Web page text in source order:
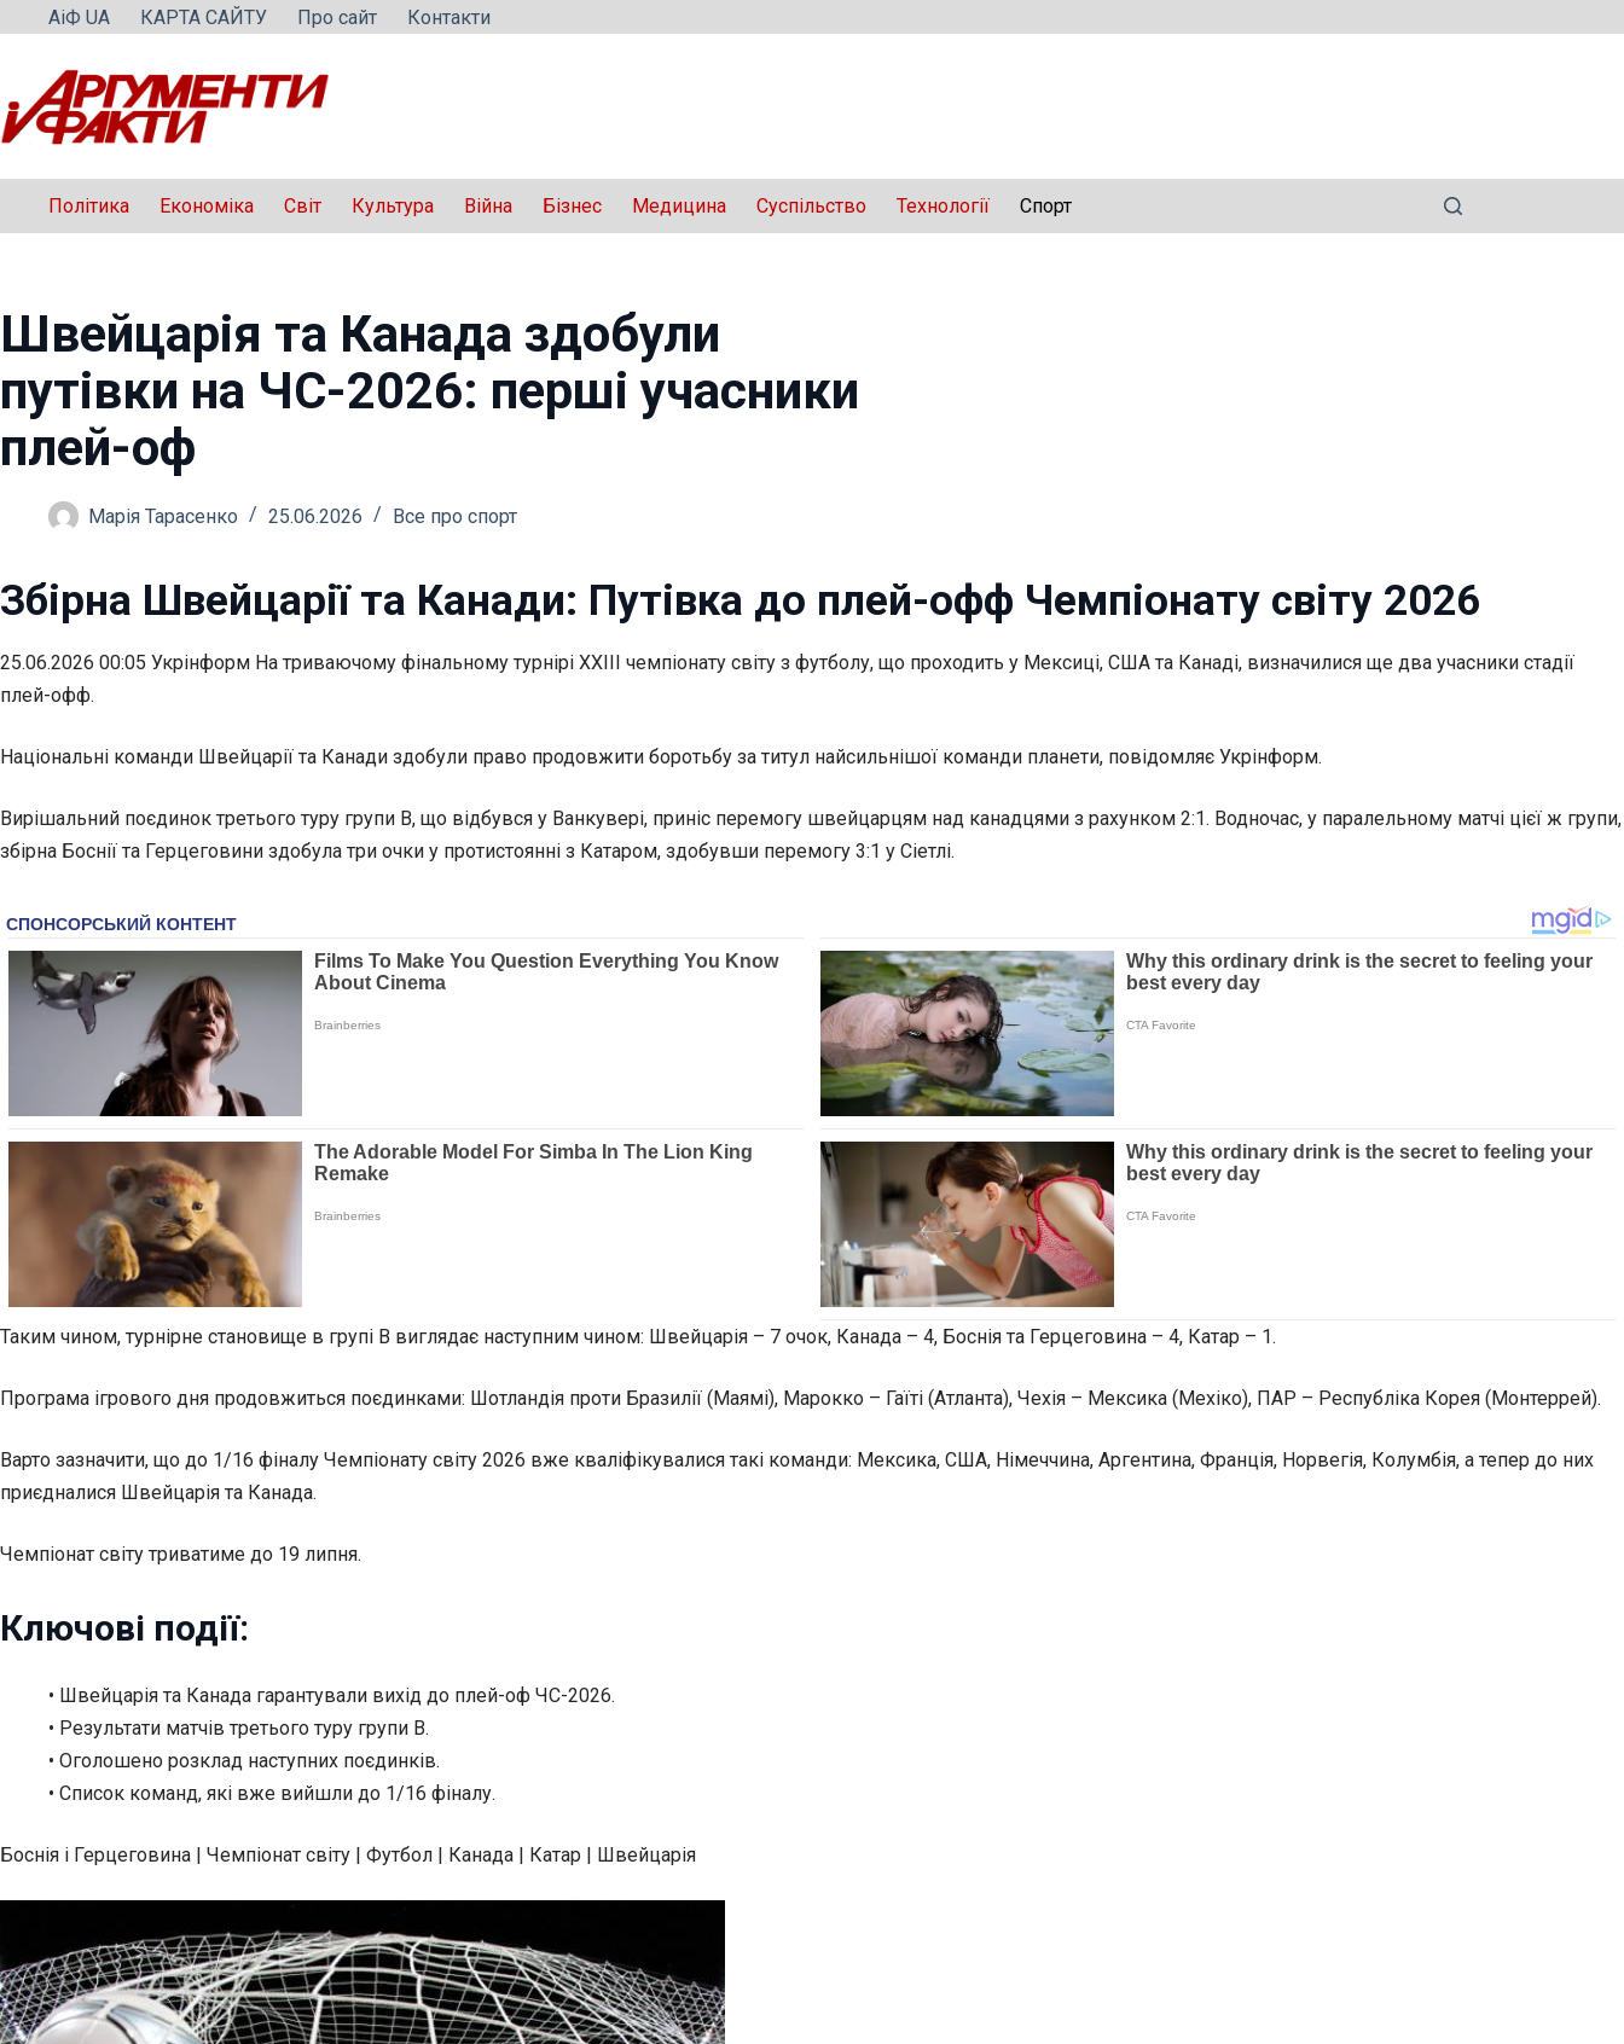
Перейти
вмісту
АіФ UA КАРТА САЙТУ Про сайт Контакти
Політика Економіка Світ Культура Війна Бізнес Медицина Суспільство Технології Спорт
Швейцарія та Канада здобули
путівки на ЧС-2026: перші учасники
плей-оф
Марія Тарасенко 25.06.2026 Все про спорт
Збірна Швейцарії та Канади: Путівка до плей-офф Чемпіонату світу 2026
25.06.2026 00:05 Укрінформ На триваючому фінальному турнірі XXIII чемпіонату світу з футболу, що проходить у Мексиці, США та Канаді, визначилися ще два учасники стадії
плей-офф.
Національні команди Швейцарії та Канади здобули право продовжити боротьбу за титул найсильнішої команди планети, повідомляє Укрінформ.
Вирішальний поєдинок третього туру групи В, що відбувся у Ванкувері, приніс перемогу швейцарцям над канадцями з рахунком 2:1. Водночас, у паралельному матчі цієї ж групи,
збірна Боснії та Герцеговини здобула три очки у протистоянні з Катаром, здобувши перемогу 3:1 у Сіетлі.
Таким чином, турнірне становище в групі В виглядає наступним чином: Швейцарія – 7 очок, Канада – 4, Боснія та Герцеговина – 4, Катар – 1.
Програма ігрового дня продовжиться поєдинками: Шотландія проти Бразилії (Маямі), Марокко – Гаїті (Атланта), Чехія – Мексика (Мехіко), ПАР – Республіка Корея (Монтеррей).
Варто зазначити, що до 1/16 фіналу Чемпіонату світу 2026 вже кваліфікувалися такі команди: Мексика, США, Німеччина, Аргентина, Франція, Норвегія, Колумбія, а тепер до них
приєдналися Швейцарія та Канада.
Чемпіонат світу триватиме до 19 липня.
Ключові події:
• Швейцарія та Канада гарантували вихід до плей-оф ЧС-2026.
• Результати матчів третього туру групи В.
• Оголошено розклад наступних поєдинків.
• Список команд, які вже вийшли до 1/16 фіналу.
Боснія і Герцеговина | Чемпіонат світу | Футбол | Канада | Катар | Швейцарія